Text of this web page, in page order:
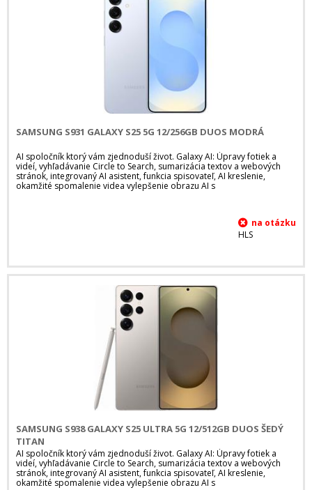
SAMSUNG S931 GALAXY S25 5G 12/256GB DUOS MODRÁ
AI spoločník ktorý vám zjednoduší život. Galaxy AI: Úpravy fotiek a
videí, vyhľadávanie Circle to Search, sumarizácia textov a webových
stránok, integrovaný AI asistent, funkcia spisovateľ, AI kreslenie,
okamžité spomalenie videa vylepšenie obrazu AI s
HLS
SAMSUNG S938 GALAXY S25 ULTRA 5G 12/512GB DUOS ŠEDÝ
TITAN
AI spoločník ktorý vám zjednoduší život. Galaxy AI: Úpravy fotiek a
videí, vyhľadávanie Circle to Search, sumarizácia textov a webových
stránok, integrovaný AI asistent, funkcia spisovateľ, AI kreslenie,
okamžité spomalenie videa vylepšenie obrazu AI s